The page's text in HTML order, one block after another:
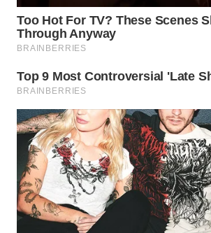
WN
SUKABUMI
PURWAKARTA
WN
PRIANGAN
TIMUR
WN
SEMARANG